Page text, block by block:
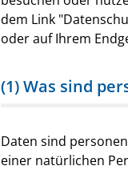
dem Link
oder auf Ihrem
(1) Was sind
Daten sind
einer natürlichen